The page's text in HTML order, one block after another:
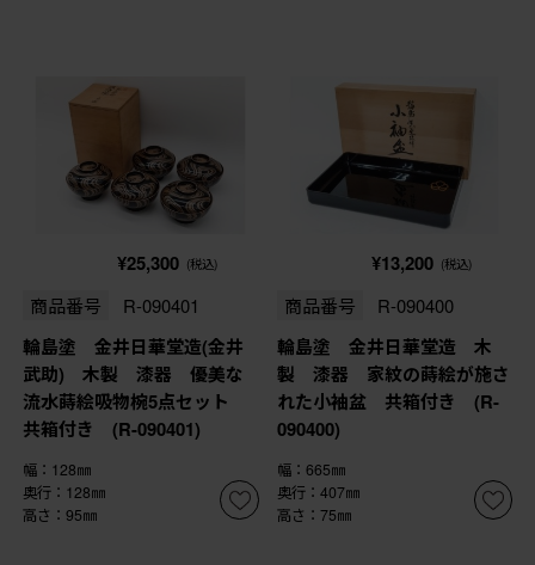
¥25,300 (税込)
商品番号 R-090401
輪島塗 金井日華堂造(金井
武助) 木製 漆器 優美な
流水蒔絵吸物椀5点セット
共箱付き (R-090401)
幅：128㎜
奥行：128㎜
高さ：95㎜
¥13,200 (税込)
商品番号 R-090400
輪島塗 金井日華堂造 木
製 漆器 家紋の蒔絵が施さ
れた小袖盆 共箱付き (R-
090400)
幅：665㎜
奥行：407㎜
高さ：75㎜